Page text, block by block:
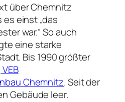
über Chemnitz
einst „das
war.“ So auch
eine starke
Bis 1990 größter
VEB
Chemnitz. Seit der
Gebäude leer.